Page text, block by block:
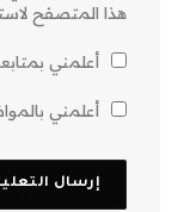
هذا المتصفح
أعلمني
أعلمني